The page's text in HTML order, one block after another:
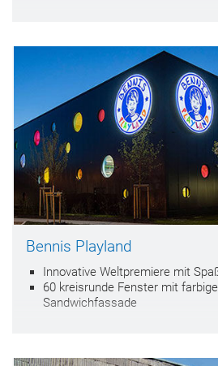
Bennis Playland
Innovative Weltpremiere mit
60 kreisrunde Fenster mit
Sandwichfassade